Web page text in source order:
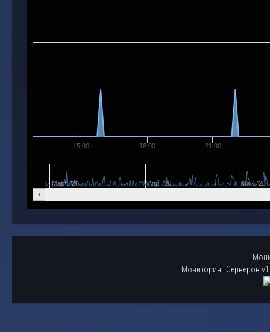
15:00 18:00 21:00
Март. '26 Апр. '26 Май. '26
Мониторинг Серверов